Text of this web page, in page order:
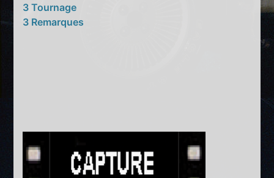
3 Tournage
3 Remarques